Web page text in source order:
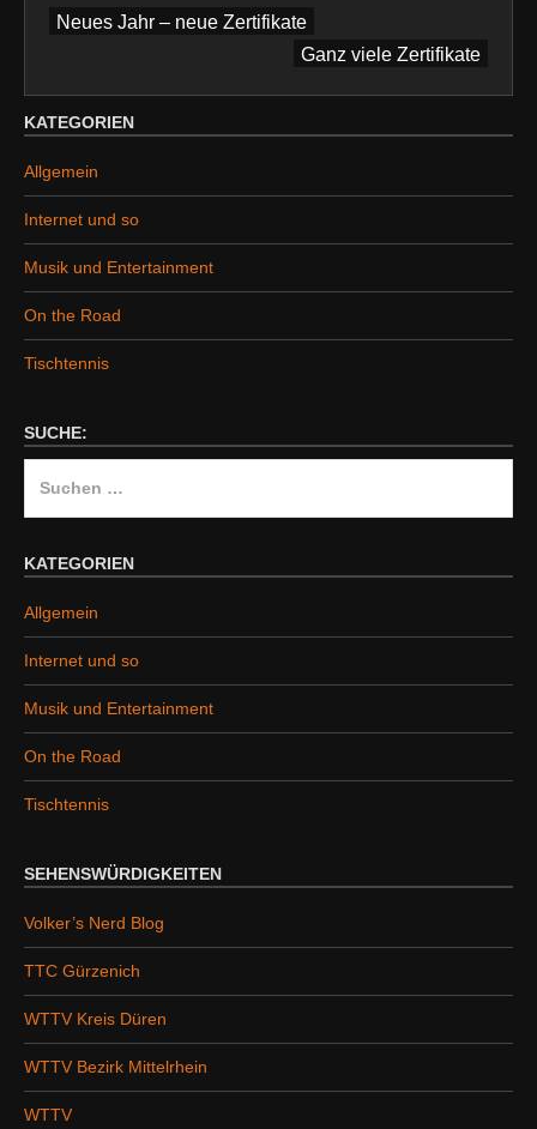
Beitragsnavigation
Neues Jahr – neue Zertifikate
Ganz viele Zertifikate
KATEGORIEN
Allgemein
Internet und so
Musik und Entertainment
On the Road
Tischtennis
SUCHE:
KATEGORIEN
Allgemein
Internet und so
Musik und Entertainment
On the Road
Tischtennis
SEHENSWÜRDIGKEITEN
Volker’s Nerd Blog
TTC Gürzenich
WTTV Kreis Düren
WTTV Bezirk Mittelrhein
WTTV